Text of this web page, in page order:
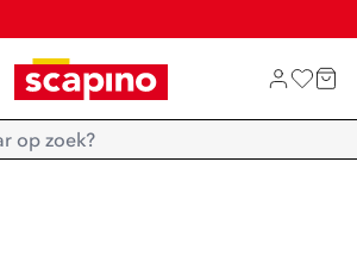
TOT 70% KORTING OP SALE
SALE: LAATSTE KANS!
SHOP NIEUW
Home